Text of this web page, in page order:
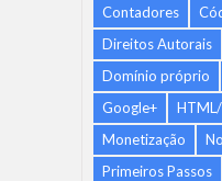
Contadores
Direitos Autorais
Domínio próprio
Google+
HTML/
Monetização
Primeiros Passos